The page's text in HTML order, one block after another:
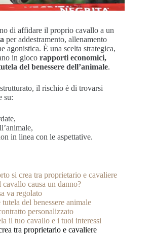
di affidare il proprio cavallo a un
per addestramento, allenamento
agonistica. È una scelta strategica,
in gioco rapporti economici,
del benessere dell’animale.
il rischio è di trovarsi
su:
in linea con le aspettative.
si crea tra proprietario e cavaliere
causa un danno?
va regolato
del benessere animale
personalizzato
il tuo cavallo e i tuoi interessi
tra proprietario e cavaliere